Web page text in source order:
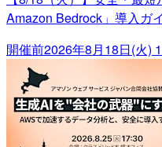
Amazon Bedrock」導入ガ
開催前2026年8月18日(火)